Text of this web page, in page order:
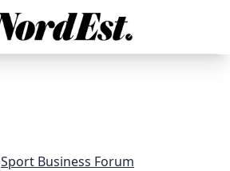
Sport Business Forum